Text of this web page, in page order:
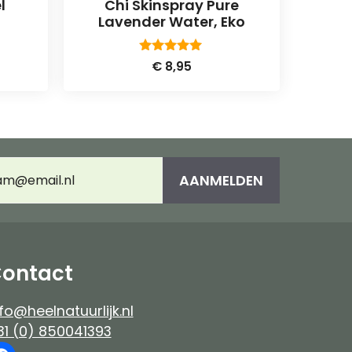
Chi Skinspray Pure
Lavender Water, Eko
5.00
van 5
€ 8,95
(Vereist) AANMELDEN
(0) 850041393